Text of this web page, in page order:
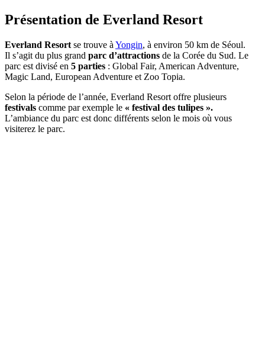
Présentation de Everland Resort
Everland Resort se trouve à Yongin, à environ 50 km de Séoul.
Il s’agit du plus grand parc d’attractions de la Corée du Sud. Le
parc est divisé en 5 parties : Global Fair, American Adventure,
Magic Land, European Adventure et Zoo Topia.
Selon la période de l’année, Everland Resort offre plusieurs
festivals comme par exemple le « festival des tulipes ».
L’ambiance du parc est donc différents selon le mois où vous
visiterez le parc.